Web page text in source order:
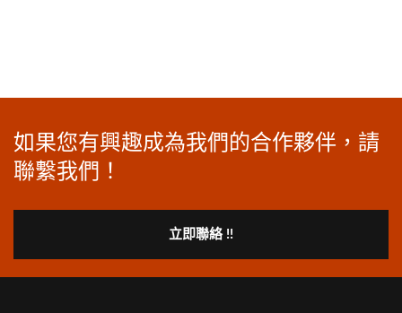
如果您有興趣成為我們的合作夥伴，請
聯繫我們！
立即聯絡 !!